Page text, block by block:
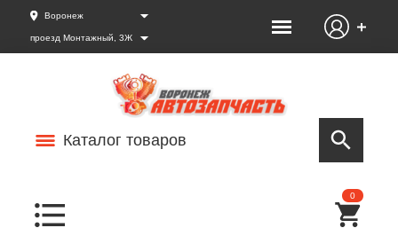
Воронеж
проезд Монтажный, 3Ж
Каталог товаров
0